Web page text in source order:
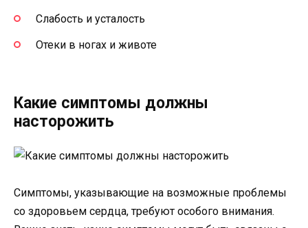
Слабость и усталость
Отеки в ногах и животе
Какие симптомы должны
насторожить
Симптомы, указывающие на возможные проблемы
со здоровьем сердца, требуют особого внимания.